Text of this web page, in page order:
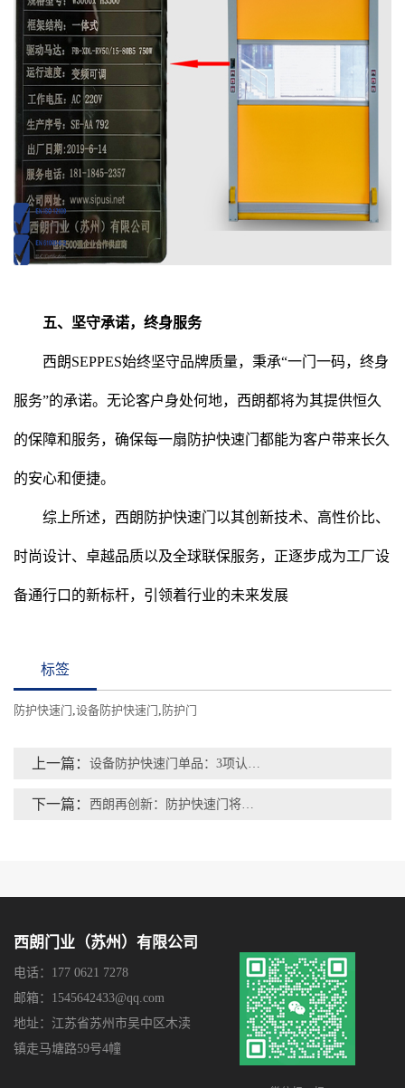
五、坚守承诺，终身服务
西朗SEPPES始终坚守品牌质量，秉承“一门一码，终身
服务”的承诺。无论客户身处何地，西朗都将为其提供恒久
的保障和服务，确保每一扇防护快速门都能为客户带来长久
的安心和便捷。
综上所述，西朗防护快速门以其创新技术、高性价比、
时尚设计、卓越品质以及全球联保服务，正逐步成为工厂设
备通行口的新标杆，引领着行业的未来发展
标签
防护快速门 设备防护快速门 防护门
上一篇：
下一篇：
西朗门业（苏州）有限公司
电话：177 0621 7278
邮箱：1545642433@qq.com
地址：江苏省苏州市吴中区木渎
镇走马塘路59号4幢